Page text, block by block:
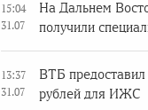
15:04
31.07
На Дальнем
получили
13:37
31.07
ВТБ
рублей для ИЖС